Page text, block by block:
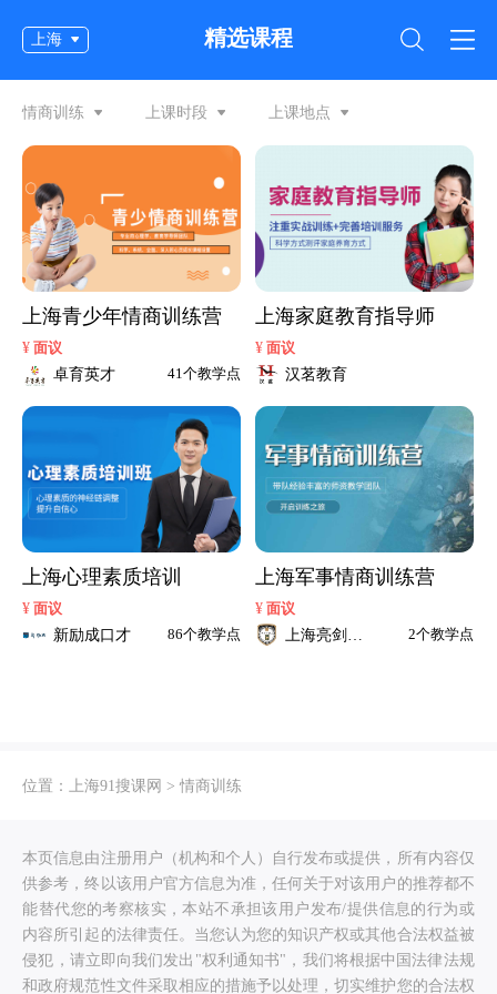
上海 精选课程
情商训练 上课时段 上课地点
上海青少年情商训练营
¥ 面议
卓育英才 41个教学点
上海家庭教育指导师
¥ 面议
汉茗教育
上海心理素质培训
¥ 面议
新励成口才 86个教学点
上海军事情商训练营
¥ 面议
上海亮剑小
2个教学点
位置： 上海91搜课网 >情商训练
本页信息由注册用户（机构和个人）自行发布或提供，所有内容仅
供参考，终以该用户官方信息为准，任何关于对该用户的推荐都不
能替代您的考察核实，本站不承担该用户发布/提供信息的行为或
内容所引起的法律责任。当您认为您的知识产权或其他合法权益被
侵犯，请立即向我们发出"权利通知书"，我们将根据中国法律法规
和政府规范性文件采取相应的措施予以处理，切实维护您的合法权